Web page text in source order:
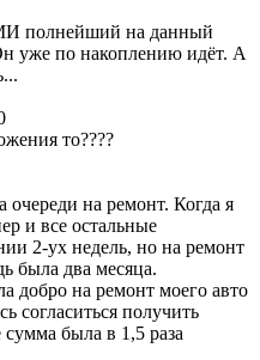
полнейший на данный
уже по накоплению идёт. А
то????
на ремонт. Когда я
и все остальные
2-ух недель, но на ремонт
была два месяца.
добро на ремонт моего авто
согласиться получить
была в 1,5 раза